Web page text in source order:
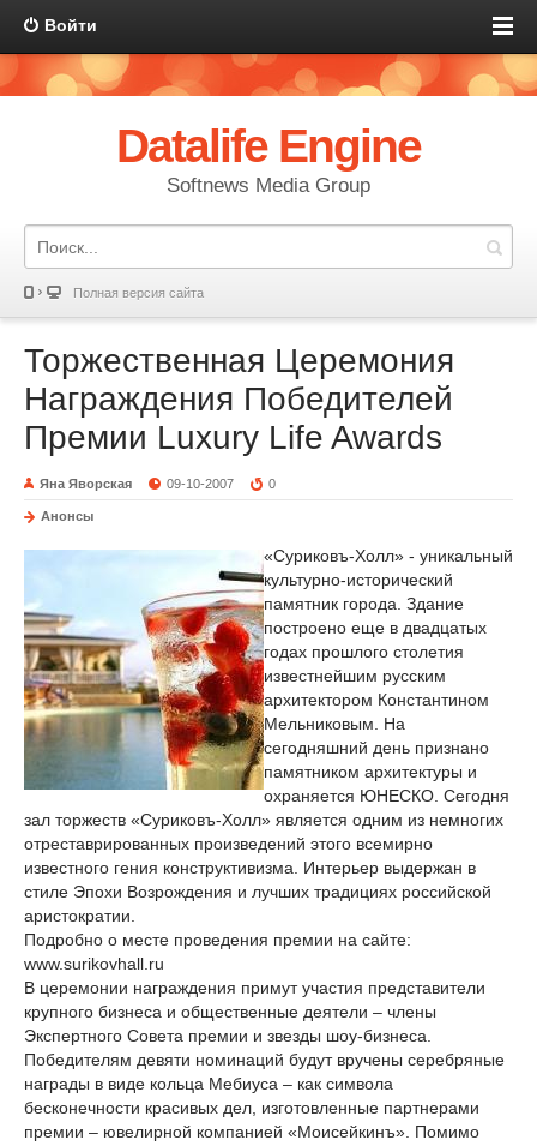
Войти
Datalife Engine
Softnews Media Group
Полная версия сайта
Торжественная Церемония
Награждения Победителей
Премии Luxury Life Awards
Яна Яворская 09-10-2007 0
Анонсы
«Суриковъ-Холл» - уникальный
культурно-исторический
памятник города. Здание
построено еще в двадцатых
годах прошлого столетия
известнейшим русским
архитектором Константином
Мельниковым. На
сегодняшний день признано
памятником архитектуры и
охраняется ЮНЕСКО. Сегодня
зал торжеств «Суриковъ-Холл» является одним из немногих
отреставрированных произведений этого всемирно
известного гения конструктивизма. Интерьер выдержан в
стиле Эпохи Возрождения и лучших традициях российской
аристократии.
Подробно о месте проведения премии на сайте:
www.surikovhall.ru
В церемонии награждения примут участия представители
крупного бизнеса и общественные деятели – члены
Экспертного Совета премии и звезды шоу-бизнеса.
Победителям девяти номинаций будут вручены серебряные
награды в виде кольца Мебиуса – как символа
бесконечности красивых дел, изготовленные партнерами
премии – ювелирной компанией «Моисейкинъ». Помимо